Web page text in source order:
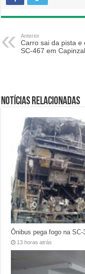
Anterior
Carro sai da pista e
SC-467 em Capinzal
Notícias relacionadas
Ônibus pega fogo na
13 horas atrás